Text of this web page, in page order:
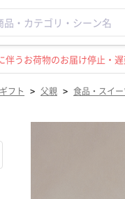
伴うお荷物のお届け停止・
フト > 父親 > 食品・スイー